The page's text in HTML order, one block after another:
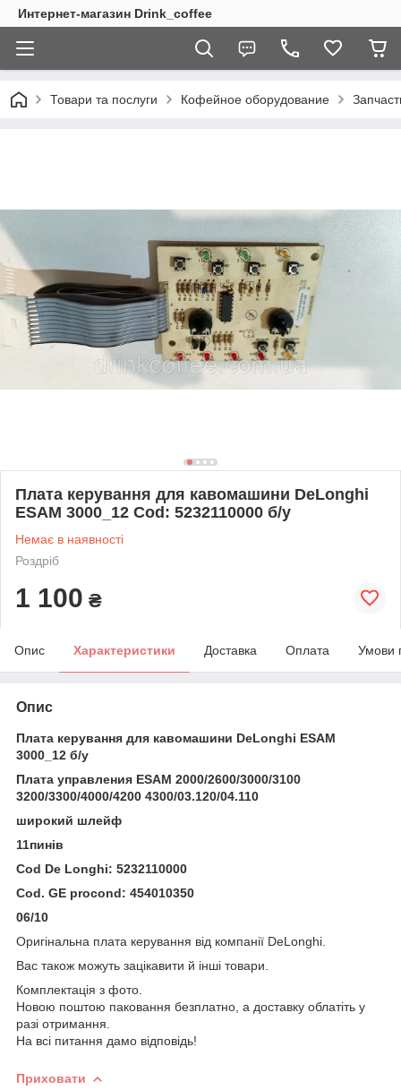
Интернет-магазин Drink_coffee
Товари та послуги Кофейное оборудование
Плата керування для кавомашини DeLonghi
ESAM 3000_12 Cod: 5232110000 б/у
Немає в наявності
Роздріб
1 100 ₴
Опис Характеристики Доставка Оплата Умови
Опис
Плата керування для кавомашини DeLonghi ESAM
3000_12 б/у
Плата управления ESAM 2000/2600/3000/3100
3200/3300/4000/4200 4300/03.120/04.110
широкий шлейф
11пинів
Cod De Longhi: 5232110000
Cod. GE procond: 454010350
06/10
Оригінальна плата керування від компанії DeLonghi.
Вас також можуть зацікавити й інші товари.
Комплектація з фото.
Новою поштою паковання безплатно, а доставку облатіть у
разі отримання.
На всі питання дамо відповідь!
Приховати